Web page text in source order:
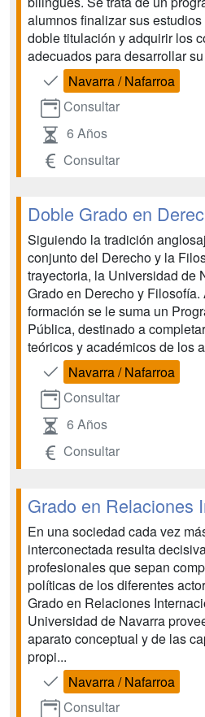
alumnos finalizar sus
doble titulación y adquirir los
adecuados para desarrollar
Navarra / Nafarroa
Consultar
6 Años
Consultar
Doble Grado en
Siguiendo la tradición
conjunto del Derecho y la
trayectoria, la Universidad de
Grado en Derecho y Filosofía.
formación se le suma un
Pública, destinado a
teóricos y académicos de los
Navarra / Nafarroa
Consultar
6 Años
Consultar
Grado en Relaciones
En una sociedad cada vez
interconectada resulta
profesionales que sepan
políticas de los diferentes
Grado en Relaciones
Universidad de Navarra
aparato conceptual y de las
propi...
Navarra / Nafarroa
Consultar